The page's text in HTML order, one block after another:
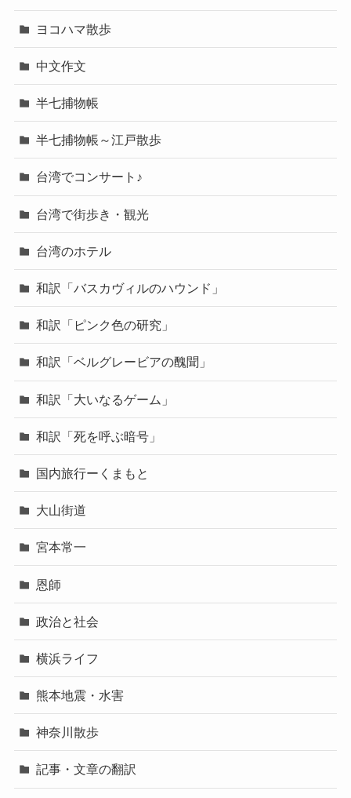
ヨコハマ散歩
中文作文
半七捕物帳
半七捕物帳～江戸散歩
台湾でコンサート♪
台湾で街歩き・観光
台湾のホテル
和訳「バスカヴィルのハウンド」
和訳「ピンク色の研究」
和訳「ベルグレービアの醜聞」
和訳「大いなるゲーム」
和訳「死を呼ぶ暗号」
国内旅行ーくまもと
大山街道
宮本常一
恩師
政治と社会
横浜ライフ
熊本地震・水害
神奈川散歩
記事・文章の翻訳